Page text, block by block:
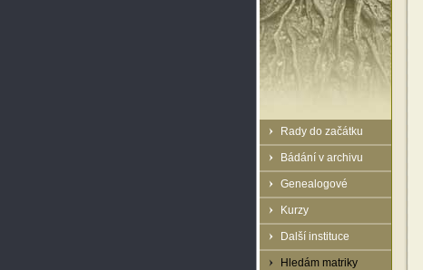
Rady do začátku
Bádání v archivu
Genealogové
Kurzy
Další instituce
Hledám matriky